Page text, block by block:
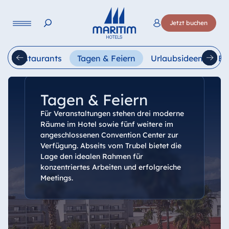
Jetzt buchen
English Français
Restaurants Tagen & Feiern Urlaubsideen
Tagen & Feiern
Für Veranstaltungen stehen drei moderne
Räume im Hotel sowie fünf weitere im
angeschlossenen Convention Center zur
Verfügung. Abseits vom Trubel bietet die
Lage den idealen Rahmen für
konzentriertes Arbeiten und erfolgreiche
Meetings.